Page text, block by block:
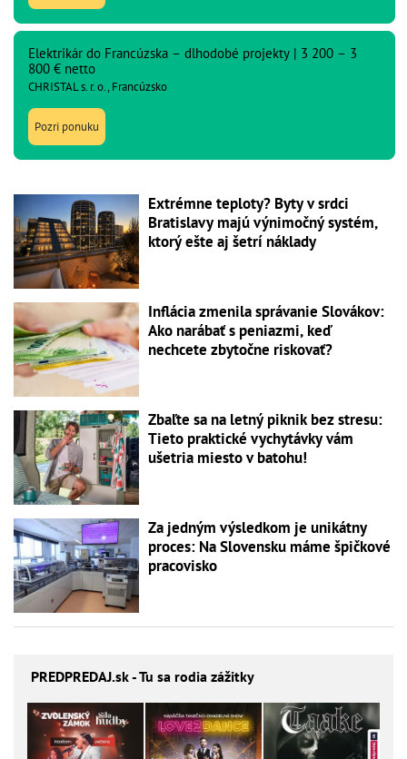
Elektrikár do Francúzska – dlhodobé projekty | 3 200 – 3
800 € netto
CHRISTAL s. r. o., Francúzsko
Pozri ponuku
Extrémne teploty? Byty v srdci
Bratislavy majú výnimočný systém,
ktorý ešte aj šetrí náklady
Inflácia zmenila správanie Slovákov:
Ako narábať s peniazmi, keď
nechcete zbytočne riskovať?
Zbaľte sa na letný piknik bez stresu:
Tieto praktické vychytávky vám
ušetria miesto v batohu!
Za jedným výsledkom je unikátny
proces: Na Slovensku máme špičkové
pracovisko
PREDPREDAJ.sk - Tu sa rodia zážitky